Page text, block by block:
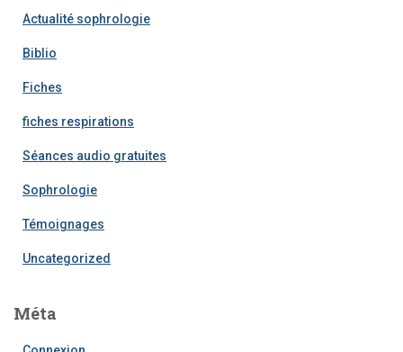
Actualité sophrologie
Biblio
Fiches
fiches respirations
Séances audio gratuites
Sophrologie
Témoignages
Uncategorized
Méta